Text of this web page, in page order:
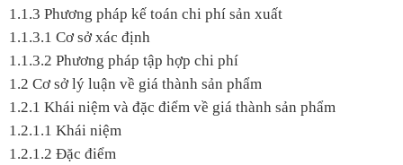
1.1.3 Phương pháp kế toán chi phí sản xuất
1.1.3.1 Cơ sở xác định
1.1.3.2 Phương pháp tập hợp chi phí
1.2 Cơ sở lý luận về giá thành sản phẩm
1.2.1 Khái niệm và đặc điểm về giá thành sản phẩm
1.2.1.1 Khái niệm
1.2.1.2 Đặc điểm